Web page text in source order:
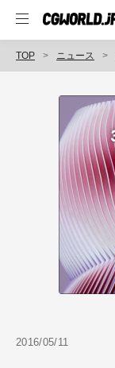
TOP ニュース
2016/05/11